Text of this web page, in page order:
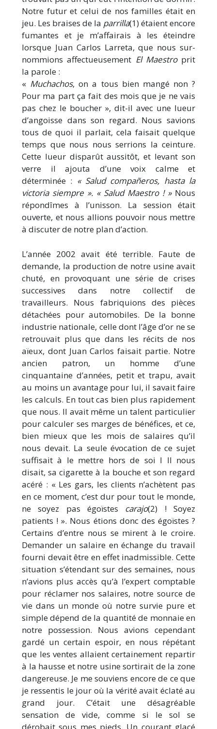
Notre futur et celui de nos familles était en
jeu. Les braises de la parrilla(1) étaient encore
fumantes et je m’affairais à les éteindre
lorsque Juan Carlos Larreta, que nous sur-
nommions affectueusement El Maestroprit
la parole :
« Muchachos, on a tous bien mangé non ?
Pour ma part ça fait des mois que je ne vais
pas chez le boucher », dit-il avec une lueur
d’angoisse dans son regard. Nous savions
tous de quoi il parlait, cela faisait quelque
temps que nous nous serrions la ceinture.
Cette lueur disparût aussitôt, et levant son
verre il ajouta d’une voix calme et
déterminée : « Salud compañeros, hasta la
victoria siempre ». « Salud Maestro ! »Nous
répondîmes à l’unisson. La session était
ouverte, et nous allions pouvoir nous mettre
à discuter de notre plan d’action.
L’année 2002 avait été terrible. Faute de
demande, la production de notre usine avait
chuté, en provoquant une série de crises
successives dans notre collectif de
travailleurs. Nous fabriquions des pièces
détachées pour automobiles. De la bonne
industrie nationale, celle dont l’âge d’or ne se
retrouvait plus que dans les récits de nos
aïeux, dont Juan Carlos faisait partie. Notre
ancien patron, un homme d’une
cinquantaine d’années, petit et trapu, avait
au moins un avantage pour lui, il savait faire
les calculs. En tout cas bien plus rapidement
que nous. Il avait même un talent particulier
pour calculer ses marges de bénéfices, et ce,
bien mieux que les mois de salaires qu’il
nous devait. La seule évocation de ce sujet
suffisait à le mettre hors de soi l Il nous
disait, sa cigarette à la bouche et son regard
acéré : « Les gars, les clients n’achètent pas
en ce moment, c’est dur pour tout le monde,
ne soyez pas égoïstes carajo(2) ! Soyez
patients ! ». Nous étions donc des égoïstes ?
Certains d’entre nous se mirent à le croire.
Demander un salaire en échange du travail
fourni devait être en effet inadmissible. Cette
situation s’étendant sur des semaines, nous
n’avions plus accès qu’à l’expert comptable
pour réclamer nos salaires, notre source de
vie dans un monde où notre survie pure et
simple dépend de la quantité de monnaie en
notre possession. Nous avions cependant
gardé un certain espoir, en nous répétant
que les ventes allaient certainement repartir
à la hausse et notre usine sortirait de la zone
dangereuse. Je me souviens encore de ce que
je ressentis le jour où la vérité avait éclaté au
grand jour. C’était une désagréable
sensation de vide, comme si le sol se
dérobait sous mes pieds. Un courant glacé